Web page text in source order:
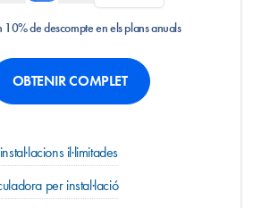
10% de descompte en els plans anuals
OBTENIR COMPLET
il·limitades
per instal·lació